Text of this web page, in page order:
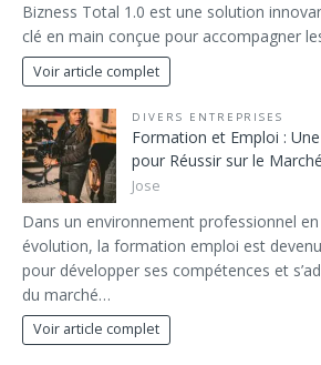
Bizness Total 1.0 est une solution
clé en main conçue pour accompagner
Voir article complet
DIVERS ENTREPRISES
Formation et Emploi :
pour Réussir sur le
Jose
Dans un environnement professionnel
évolution, la formation emploi est
pour développer ses compétences et
du marché…
Voir article complet